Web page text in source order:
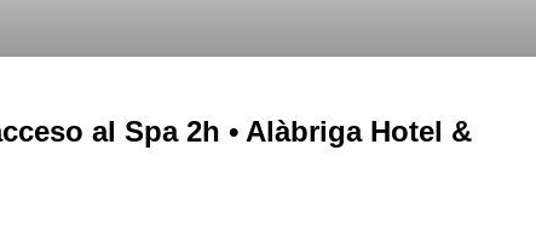
al Spa 2h • Alàbriga Hotel &